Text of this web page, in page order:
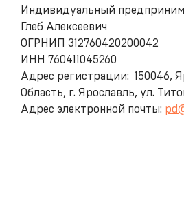
Индивидуальный
Глеб Алексеевич
ОГРНИП 312760420200042
ИНН 760411045260
Адрес регистрации: 150046,
Область, г. Ярославль, ул.
Адрес электронной почты: